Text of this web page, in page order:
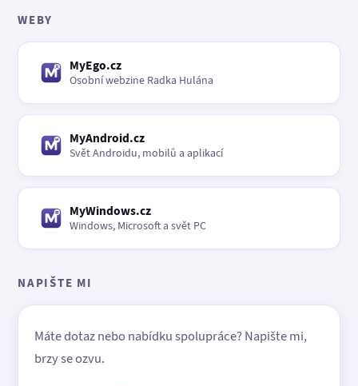
WEBY
MyEgo.cz
Osobní webzine Radka Hulána
MyAndroid.cz
Svět Androidu, mobilů a aplikací
MyWindows.cz
Windows, Microsoft a svět PC
NAPIŠTE MI
Máte dotaz nebo nabídku spolupráce? Napište mi,
brzy se ozvu.